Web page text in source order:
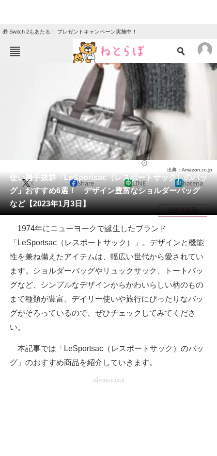
🎁 Switch 2もあたる！ プレゼントキャンペーン実施中！
ニュース
クイズ
地域
教育・育児
リサーチ
会員記事
メディア
注目記事を集めた総合ページ
ITの今と未来を見通す
スマホと通信の最新トレンド
進化するPCとデバイスの未来
好きが集まる 比べて選べる
企業ITのトレンドを詳説
使い勝手抜群「LeSportsac（レスポートサック）のバッ
グ」おすすめ6選！ デザイン豊富なショルダーバッグ
など【2023年1月3日】
出典：Amazon.co.jp
X Share LINE hatena
目次を表示
1974年にニューヨークで誕生したブランド
「LeSportsac（レスポートサック）」。デザインと機能
性を兼ね備えたアイテムは、幅広い世代から愛されてい
ます。ショルダーバッグやリュックサック、トートバッ
グなど、シンプルなデザインからかわいらしい柄のもの
まで種類が豊富。デイリー使いや旅行にぴったりなバッ
グがそろっているので、ぜひチェックしてみてくださ
い。
本記事では「LeSportsac（レスポートサック）のバッ
グ」のおすすめ商品を紹介していきます。
advertisement